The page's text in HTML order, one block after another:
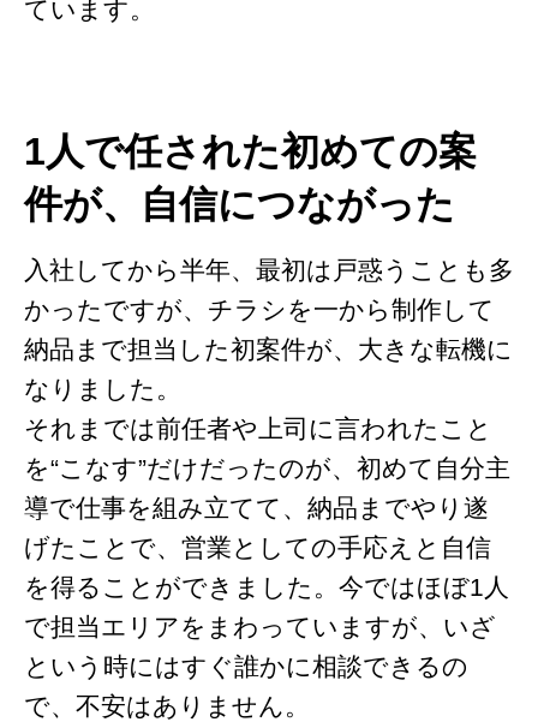
ています。
1人で任された初めての案
件が、自信につながった
入社してから半年、最初は戸惑うことも多
かったですが、チラシを一から制作して
納品まで担当した初案件が、大きな転機に
なりました。
それまでは前任者や上司に言われたこと
を“こなす”だけだったのが、初めて自分主
導で仕事を組み立てて、納品までやり遂
げたことで、営業としての手応えと自信
を得ることができました。今ではほぼ1人
で担当エリアをまわっていますが、いざ
という時にはすぐ誰かに相談できるの
で、不安はありません。